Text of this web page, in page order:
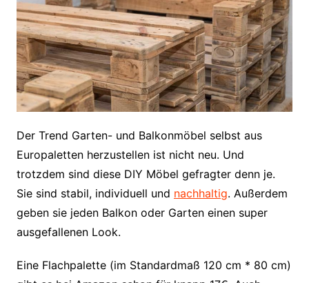
Der Trend Garten- und Balkonmöbel selbst aus
Europaletten herzustellen ist nicht neu. Und
trotzdem sind diese DIY Möbel gefragter denn je.
Sie sind stabil, individuell und nachhaltig. Außerdem
geben sie jeden Balkon oder Garten einen super
ausgefallenen Look.
Eine Flachpalette (im Standardmaß 120 cm * 80 cm)